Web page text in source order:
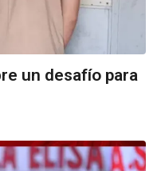
un desafío para